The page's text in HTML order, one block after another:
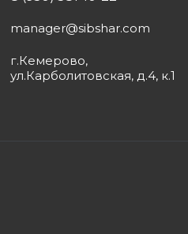
manager@sibshar.com
г.Кемерово,
ул.Карболитовская, д.4, к.1